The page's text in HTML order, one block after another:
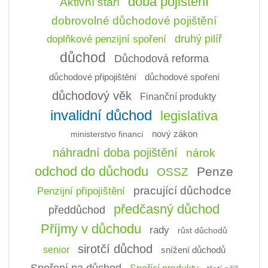
dobrovolné důchodové pojištění
doplňkové penzijní spoření druhý pilíř
důchod Důchodová reforma
důchodové připojištění důchodové spoření
důchodový věk Finanční produkty
invalidní důchod legislativa
ministerstvo financí nový zákon
náhradní doba pojištění nárok
odchod do důchodu OSSZ Penze
Penzijní připojištění pracující důchodce
předdůchod předčasný důchod
Příjmy v důchodu rady růst důchodů
senior sirotčí důchod snížení důchodů